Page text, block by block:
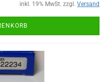
inkl. 19% MwSt. zzgl. Versand